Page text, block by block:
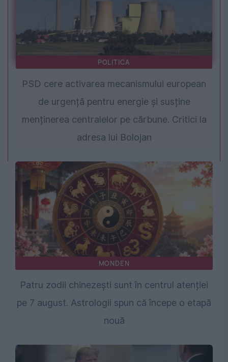
POLITICA
PSD cere activarea mecanismului european
de urgență pentru energie și susține
menținerea centralelor pe cărbune. Critici la
adresa lui Bolojan
MONDEN
Patru zodii chinezești sunt în centrul atenției
pe 7 august. Astrologii spun că începe o etapă
nouă